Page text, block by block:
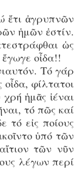
ἔτι ἀγρυπνῶν
ἡμῶν ἐστίν.
ὡς
οἶδα!!
Τό γάρ
φίλτατοι
ἡμᾶς ἱέναι
τό πῶς καί
τό εἰς ποίους
ὑπό τῶν
τῶν νῦν
λέγων περί